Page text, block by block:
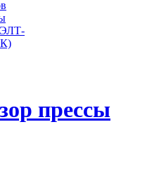
прессы